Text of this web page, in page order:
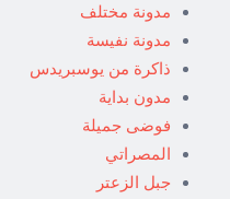
مدونة مختلف
مدونة نفيسة
ذاكرة من يوسبريدس
مدون بداية
فوضى جميلة
المصراتي
جبل الزعتر